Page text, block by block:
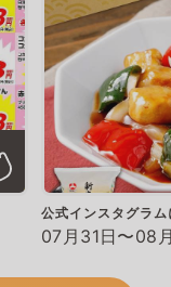
公式インスタグラ
07月31日〜08